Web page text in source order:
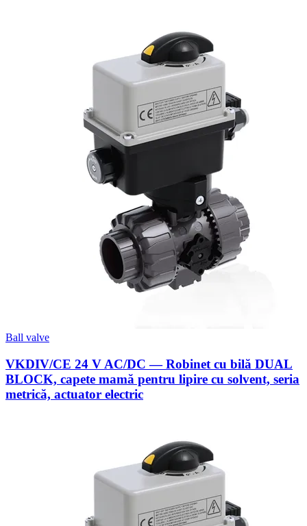
Ball valve
VKDIV/CE 24 V AC/DC — Robinet cu bilă DUAL
BLOCK, capete mamă pentru lipire cu solvent, seria
metrică, actuator electric